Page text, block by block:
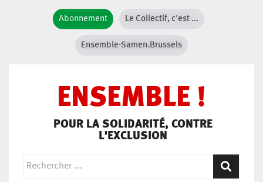
Abonnement Le Collectif, c'est ...
Ensemble-Samen.Brussels
ENSEMBLE !
POUR LA SOLIDARITÉ, CONTRE
L'EXCLUSION